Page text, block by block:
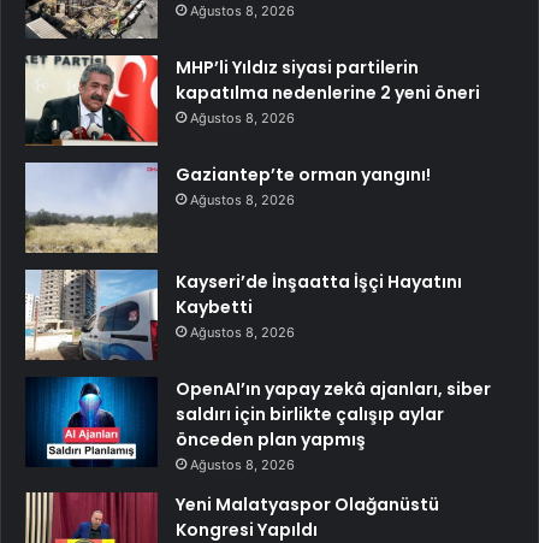
Ağustos 8, 2026
MHP’li Yıldız siyasi partilerin
kapatılma nedenlerine 2 yeni öneri
Ağustos 8, 2026
Gaziantep’te orman yangını!
Ağustos 8, 2026
Kayseri’de İnşaatta İşçi Hayatını
Kaybetti
Ağustos 8, 2026
OpenAI’ın yapay zekâ ajanları, siber
saldırı için birlikte çalışıp aylar
önceden plan yapmış
Ağustos 8, 2026
Yeni Malatyaspor Olağanüstü
Kongresi Yapıldı